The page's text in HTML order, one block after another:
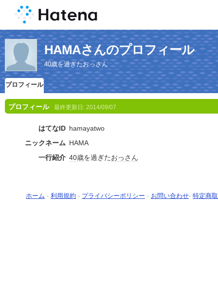
HAMAさんのプロフィール
40歳を過ぎたおっさん
プロフィール
プロフィール 最終更新日: 2014/09/07
はてなID hamayatwo
ニックネーム HAMA
一行紹介 40歳を過ぎたおっさん
ホーム - 利用規約 - プライバシーポリシー - お問い合わせ- 特定商